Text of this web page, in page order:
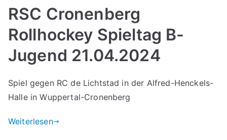
RSC Cronenberg
Rollhockey Spieltag B-
Jugend 21.04.2024
Spiel gegen RC de Lichtstad in der Alfred-Henckels-
Halle in Wuppertal-Cronenberg
Weiterlesen